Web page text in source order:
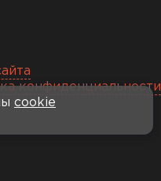
конфиденциальности
cookie